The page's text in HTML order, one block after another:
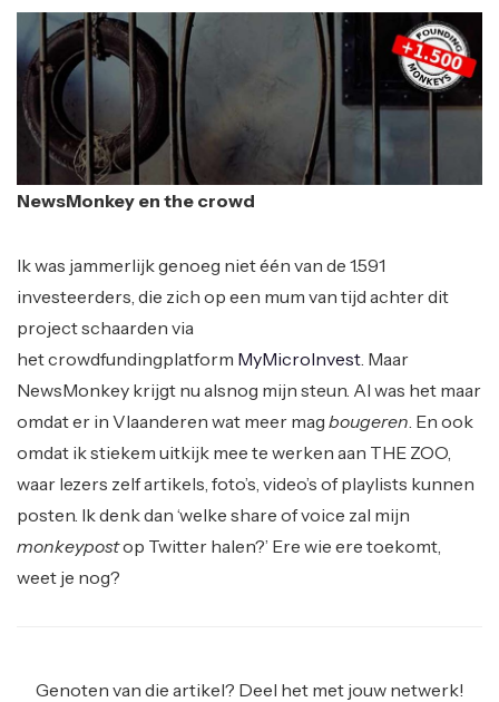
NewsMonkey en the crowd
Ik was jammerlijk genoeg niet één van de 1.591
investeerders, die zich op een mum van tijd achter dit
project schaarden via
het crowdfundingplatform MyMicroInvest . Maar
NewsMonkey krijgt nu alsnog mijn steun. Al was het maar
omdat er in Vlaanderen wat meer mag bougeren . En ook
omdat ik stiekem uitkijk mee te werken aan THE ZOO,
waar lezers zelf artikels, foto’s, video’s of playlists kunnen
posten. Ik denk dan ‘welke share of voice zal mijn
monkeypostop Twitter halen?’ Ere wie ere toekomt,
weet je nog?
Genoten van die artikel? Deel het met jouw netwerk!